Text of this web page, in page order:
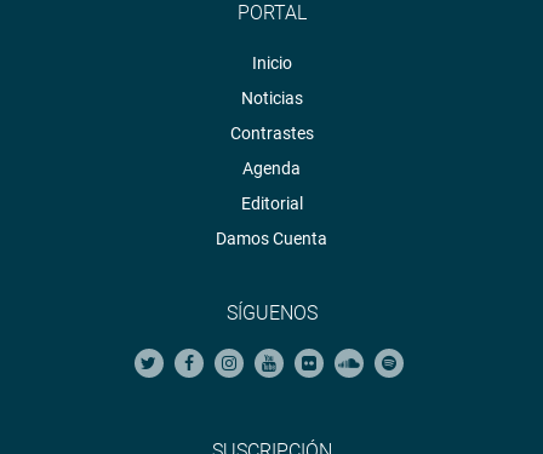
PORTAL
Inicio
Noticias
Contrastes
Agenda
Editorial
Damos Cuenta
SÍGUENOS